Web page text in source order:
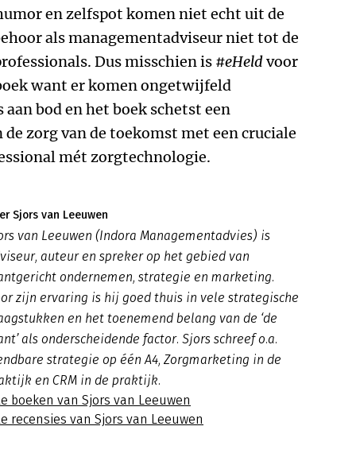
en zelfspot komen niet echt uit de
als managementadviseur niet tot de
Dus misschien is #eHeldvoor
want er komen ongetwijfeld
bod en het boek schetst een
de zorg van de toekomst met een cruciale
mét zorgtechnologie.
Sjors van Leeuwen
van Leeuwen (Indora Managementadvies) is
auteur en spreker op het gebied van
ondernemen, strategie en marketing.
zijn ervaring is hij goed thuis in vele strategische
en het toenemend belang van de ‘de
als onderscheidende factor. Sjors schreef o.a.
strategie op één A4, Zorgmarketing in de
en CRM in de praktijk.
boeken van Sjors van Leeuwen
recensies van Sjors van Leeuwen